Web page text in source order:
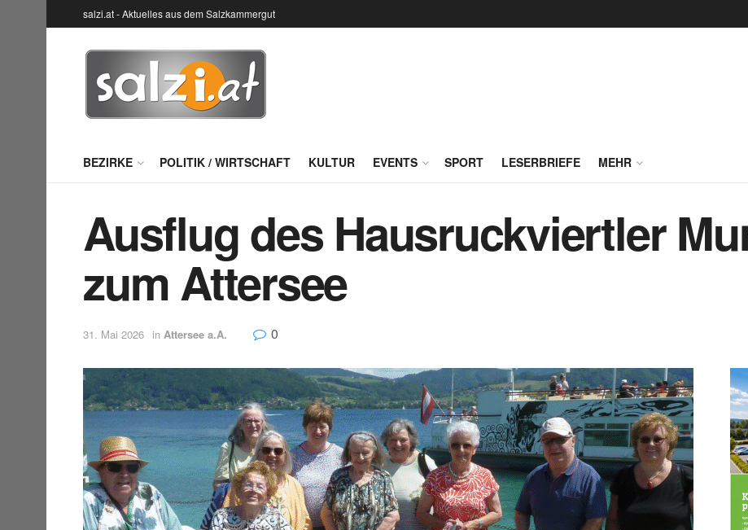
salzi.at - Aktuelles aus dem Salzkammergut
BEZIRKE POLITIK / WIRTSCHAFT KULTUR EVENTS SPORT LESERBRIEFE MEHR
Ausflug des Hausruckviertler
zum Attersee
31. Mai 2026 in Attersee a.A. 0